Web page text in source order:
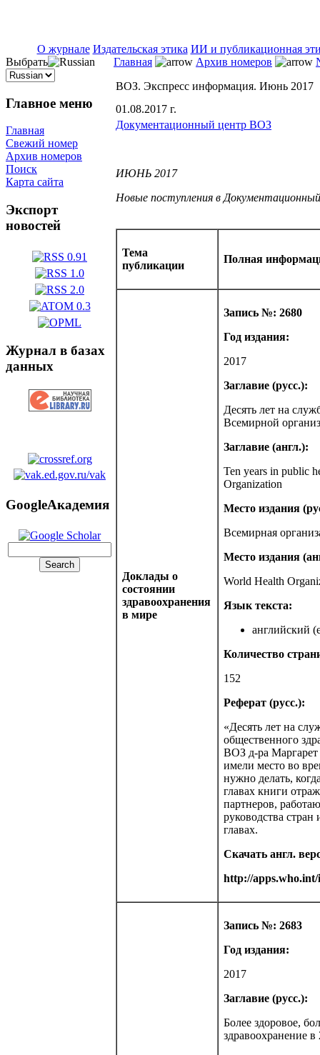
О журнале Издательская этика ИИ и публикационная
Выбрать
Главное меню
Главная
Свежий номер
Архив номеров
Поиск
Карта сайта
Экспорт
новостей
Журнал в базах
данных
GoogleАкадемия
Главная Архив номеров
ВОЗ. Экспресс информация. Июнь 2017
01.08.2017 г.
Документационный центр ВОЗ
ИЮНЬ 2017
Новые поступления в
Тема
публикации
Полная
Доклады о
состоянии
здравоохранения
в мире
Запись №: 2680
Год издания:
2017
Заглавие (русс.):
Десять лет на
Всемирной
Заглавие (англ.):
Ten years in public
Organization
Место издания
Всемирная
Место издания
World Health
Язык текста:
английский
Количество
152
Реферат (русс.):
«Десять лет на
общественного
ВОЗ д-ра Маргарет
имели место во
нужно делать,
главах книги
партнеров,
руководства стран
главах.
Скачать англ.
http://apps.who.int/
Запись №: 2683
Год издания:
2017
Заглавие (русс.):
Более здоровое,
здравоохранение